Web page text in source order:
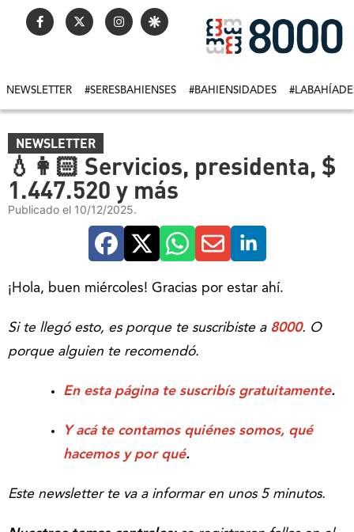
NEWSLETTER #SERESBAHIENSES #BAHIENSIDADES
NEWSLETTER
💧👩🏻 Servicios, presidenta, $
1.447.520 y más
Publicado el 10/12/2025.
¡Hola, buen miércoles! Gracias por estar ahí.
Si te llegó esto, es porque te suscribiste a 8000. O
porque alguien te recomendó.
En esta página te suscribís gratuitamente.
Y acá te contamos quiénes somos, qué
hacemos y por qué.
Este newsletter te va a informar en unos 5 minutos.